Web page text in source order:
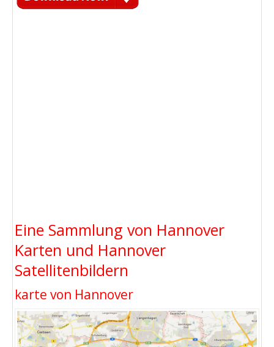
Eine Sammlung von Hannover
Karten und Hannover
Satellitenbildern
karte von Hannover